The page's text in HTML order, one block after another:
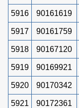
5916 90161619
5917 90161759
5918 90167120
5919 90169921
5920 90170342
5921 90172361